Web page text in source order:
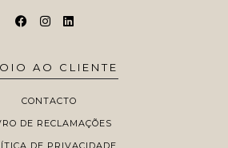
AO CLIENTE
CONTACTO
DE RECLAMAÇÕES
DE PRIVACIDADE